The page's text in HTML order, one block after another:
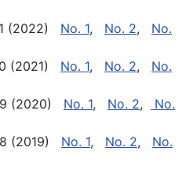
(2022) No. 1, No. 2, No.
(2021) No. 1, No. 2, No.
(2020) No. 1, No. 2,
No.
(2019) No. 1, No. 2, No.